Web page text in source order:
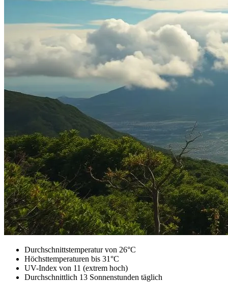
Durchschnittstemperatur von 26°C
Höchsttemperaturen bis 31°C
UV-Index von 11 (extrem hoch)
Durchschnittlich 13 Sonnenstunden täglich